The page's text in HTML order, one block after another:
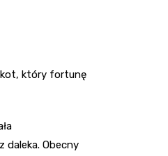
który fortunę
daleka. Obecny